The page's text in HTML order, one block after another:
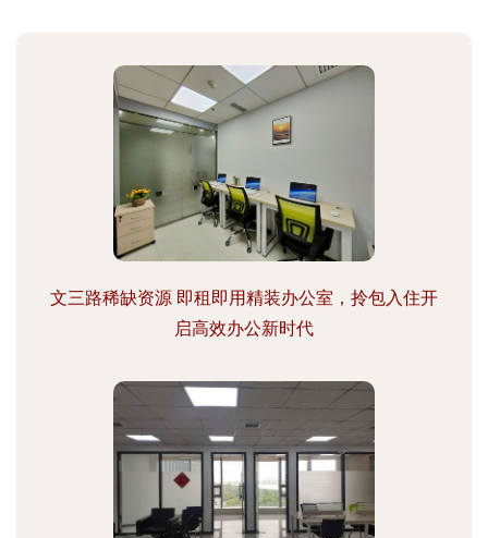
文三路稀缺资源 即租即用精装办公室，拎包入住开
启高效办公新时代